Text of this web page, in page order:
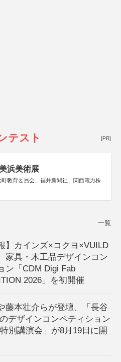
テスト [PR]
浜美術展
教育委員会、福井新聞社、関西電力株
一覧
】カインズ×コクヨ×VUILD
家具・木工品デザインコン
ン「CDM Digi Fab
2026」を初開催
藤本壮介らが登壇、「長谷
デザインコンペティション
別講演会」が8月19日に開